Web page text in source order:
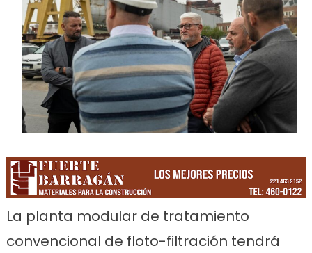
La planta modular de tratamiento
convencional de floto-filtración tendrá